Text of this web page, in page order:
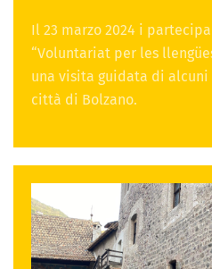
Il 23 marzo 2024 i
“Voluntariat per les
una visita guidata di
città di Bolzano.